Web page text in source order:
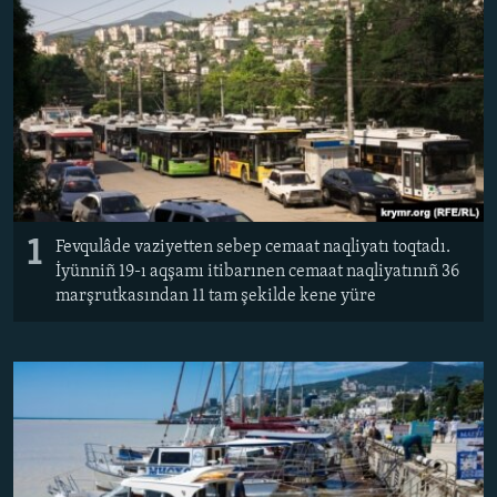
Русский
Українською
QOŞULIÑIZ!
RFE/RS bütün saytları
1
Fevqulâde vaziyetten sebep cemaat naqliyatı toqtadı.
İyünniñ 19-ı aqşamı itibarınen cemaat naqliyatınıñ 36
marşrutkasından 11 tam şekilde kene yüre